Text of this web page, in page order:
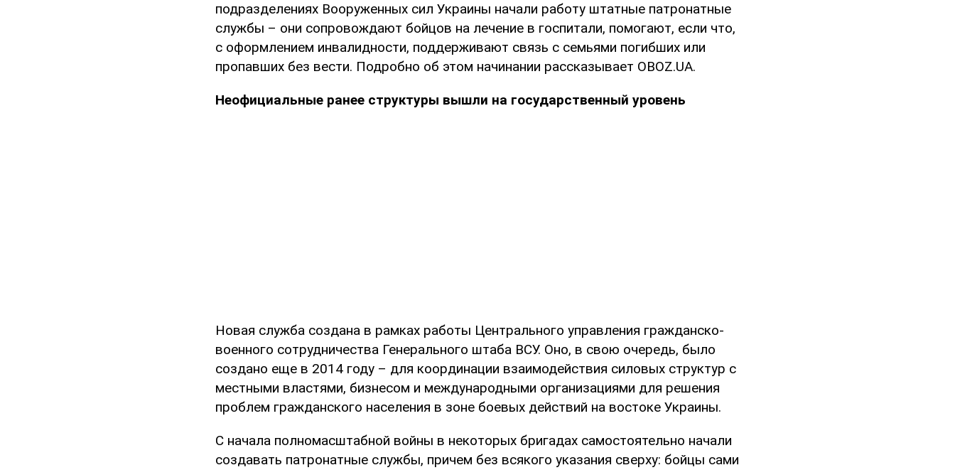
подразделениях Вооруженных сил Украины начали работу штатные патронатные
службы – они сопровождают бойцов на лечение в госпитали, помогают, если что,
с оформлением инвалидности, поддерживают связь с семьями погибших или
пропавших без вести. Подробно об этом начинании рассказывает OBOZ.UA.
Неофициальные ранее структуры вышли на государственный уровень
Новая служба создана в рамках работы Центрального управления гражданско-
военного сотрудничества Генерального штаба ВСУ. Оно, в свою очередь, было
создано еще в 2014 году – для координации взаимодействия силовых структур с
местными властями, бизнесом и международными организациями для решения
проблем гражданского населения в зоне боевых действий на востоке Украины.
С начала полномасштабной войны в некоторых бригадах самостоятельно начали
создавать патронатные службы, причем без всякого указания сверху: бойцы сами